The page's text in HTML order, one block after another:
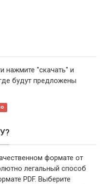
нажмите "скачать" и
будут предложены
формате от
легальный способ
PDF. Выберите